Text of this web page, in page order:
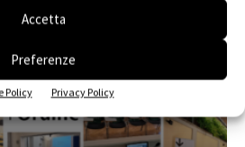
Accetta
Preferenze
Policy Privacy Policy